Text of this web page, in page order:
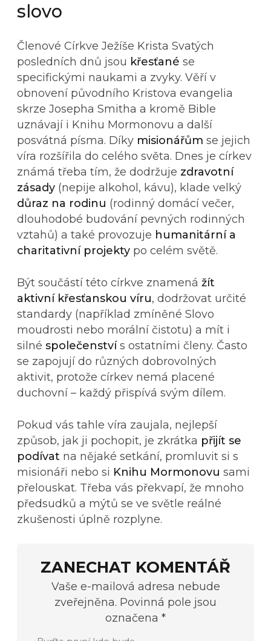
slovo
Členové Církve Ježíše Krista Svatých
posledních dnů jsou křesťané se
specifickými naukami a zvyky. Věří v
obnovení původního Kristova evangelia
skrze Josepha Smitha a kromě Bible
uznávají i Knihu Mormonovu a další
posvátná písma. Díky misionářům se jejich
víra rozšířila do celého světa. Dnes je církev
známá třeba tím, že dodržuje zdravotní
zásady (nepije alkohol, kávu), klade velký
důraz na rodinu (rodinný domácí večer,
dlouhodobé budování pevných rodinných
vztahů) a také provozuje humanitární a
charitativní projekty po celém světě.
Být součástí této církve znamená žít
aktivní křesťanskou víru, dodržovat určité
standardy (například zmíněné Slovo
moudrosti nebo morální čistotu) a mít i
silné společenstvís ostatními členy. Často
se zapojují do různých dobrovolných
aktivit, protože církev nemá placené
duchovní – každý přispívá svým dílem.
Pokud vás tahle víra zaujala, nejlepší
způsob, jak ji pochopit, je zkrátka přijít se
podívat na nějaké setkání, promluvit si s
misionáři nebo si Knihu Mormonovu sami
přelouskat. Třeba vás překvapí, že mnoho
předsudků a mýtů se ve světle reálné
zkušenosti úplně rozplyne.
ZANECHAT KOMENTÁŘ
Vaše e-mailová adresa nebude
zveřejněna. Povinná pole jsou
označena *